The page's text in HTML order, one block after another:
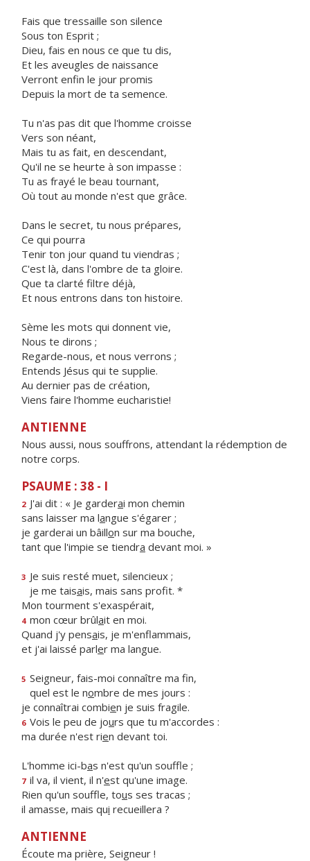
Fais que tressaille son silence
Sous ton Esprit ;
Dieu, fais en nous ce que tu dis,
Et les aveugles de naissance
Verront enfin le jour promis
Depuis la mort de ta semence.
Tu n'as pas dit que l'homme croisse
Vers son néant,
Mais tu as fait, en descendant,
Qu'il ne se heurte à son impasse :
Tu as frayé le beau tournant,
Où tout au monde n'est que grâce.
Dans le secret, tu nous prépares,
Ce qui pourra
Tenir ton jour quand tu viendras ;
C'est là, dans l'ombre de ta gloire.
Que ta clarté filtre déjà,
Et nous entrons dans ton histoire.
Sème les mots qui donnent vie,
Nous te dirons ;
Regarde-nous, et nous verrons ;
Entends Jésus qui te supplie.
Au dernier pas de création,
Viens faire l'homme eucharistie!
ANTIENNE
Nous aussi, nous souffrons, attendant la rédemption de
notre corps.
PSAUME : 38 - I
2 J'ai dit : « Je garderai mon chemin
sans laisser ma langue s'égarer ;
je garderai un bâillon sur ma bouche,
tant que l'impie se tiendra devant moi. »
3 Je suis resté muet, silencieux ;
je me taisais, mais sans profit. *
Mon tourment s'exaspérait,
4 mon cœur brûlait en moi.
Quand j'y pensais, je m'enflammais,
et j'ai laissé parler ma langue.
5 Seigneur, fais-moi connaître ma fin,
quel est le nombre de mes jours :
je connaîtrai combien je suis fragile.
6 Vois le peu de jours que tu m'accordes :
ma durée n'est rien devant toi.
L'homme ici-bas n'est qu'un souffle ;
7 il va, il vient, il n'est qu'une image.
Rien qu'un souffle, tous ses tracas ;
il amasse, mais qui recueillera ?
ANTIENNE
Écoute ma prière, Seigneur !